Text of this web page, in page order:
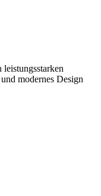
leistungsstarken
modernes Design